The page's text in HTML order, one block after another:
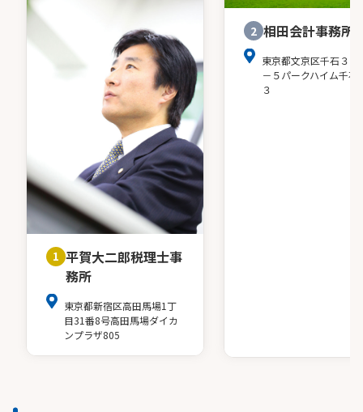
1 平賀大二郎税理士事
務所
東京都新宿区高田馬場1丁
目31番8号高田馬場ダイカ
ンプラザ805
2 相田会計事務所
東京都文京区千石３－
－５パークハイム千石
３